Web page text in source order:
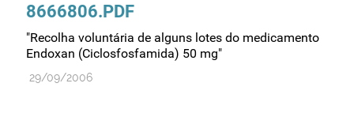
8666806.PDF
"Recolha voluntária de alguns lotes do medicamento
Endoxan (Ciclosfosfamida) 50 mg"
29/09/2006